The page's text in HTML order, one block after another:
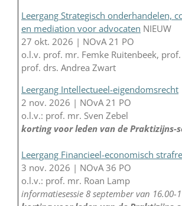
Leergang Strategisch onderhandelen,
en mediation voor advocaten NIEUW
27 okt. 2026 | NOvA 21 PO
o.l.v. prof. mr. Femke Ruitenbeek,
prof. drs. Andrea Zwart
Leergang Intellectueel-eigendomsrecht
2 nov. 2026 | NOvA 21 PO
o.l.v.: prof. mr. Sven Zebel
korting voor leden van de Praktizijns-
Leergang Financieel-economisch
3 nov. 2026 | NOvA 36 PO
o.l.v.: prof. mr. Roan Lamp
informatiesessie 8 september van 16.00-